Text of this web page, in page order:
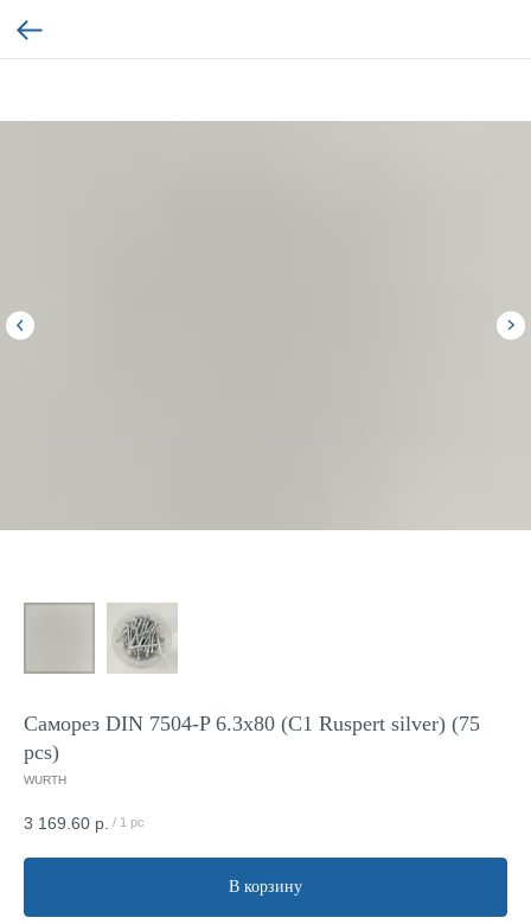
Саморез DIN 7504-P 6.3x80 (C1 Ruspert silver) (75
pcs)
WURTH
3 169.60 р. / 1 pc
В корзину